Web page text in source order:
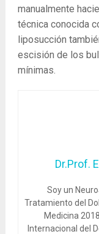
manualmente
técnica conocida
liposucción
escisión de los
mínimas.
Dr.Prof.
Soy un
Tratamiento del
Medicina
Internacional del